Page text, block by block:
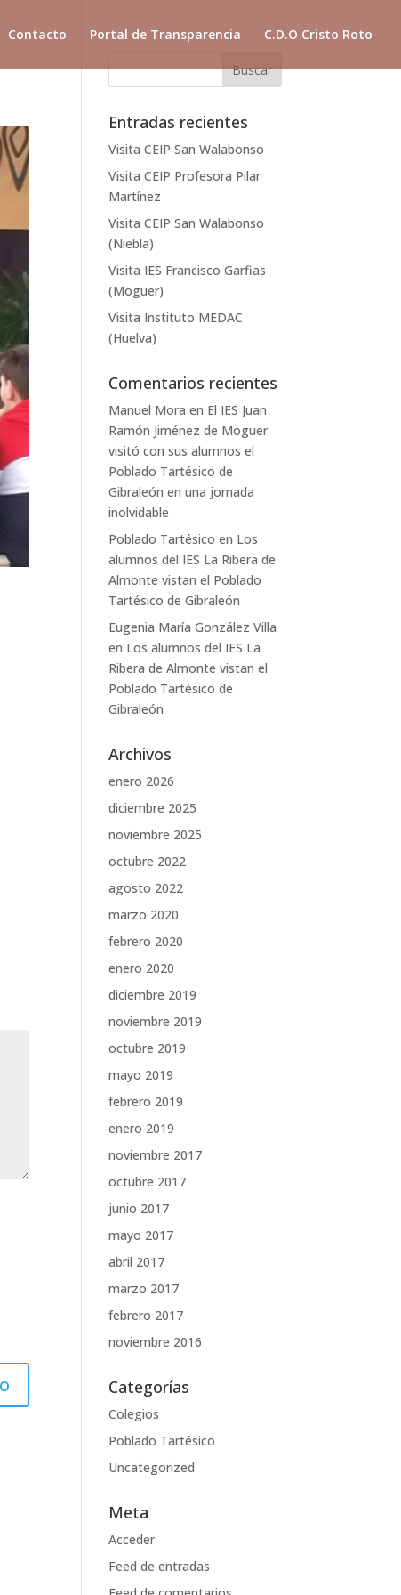
Contacto Portal de Transparencia C.D.O Cristo Roto
Entradas recientes
Visita CEIP San Walabonso
Visita CEIP Profesora Pilar
Martínez
Visita CEIP San Walabonso
(Niebla)
Visita IES Francisco Garfias
(Moguer)
Visita Instituto MEDAC
(Huelva)
Comentarios recientes
Manuel Mora en El IES Juan
Ramón Jiménez de Moguer
visitó con sus alumnos el
Poblado Tartésico de
Gibraleón en una jornada
inolvidable
Poblado Tartésico en Los
alumnos del IES La Ribera de
Almonte vistan el Poblado
Tartésico de Gibraleón
Eugenia María González Villa
en Los alumnos del IES La
Ribera de Almonte vistan el
Poblado Tartésico de
Gibraleón
Archivos
enero 2026
diciembre 2025
noviembre 2025
octubre 2022
agosto 2022
marzo 2020
febrero 2020
enero 2020
diciembre 2019
noviembre 2019
octubre 2019
mayo 2019
febrero 2019
enero 2019
noviembre 2017
octubre 2017
junio 2017
mayo 2017
abril 2017
marzo 2017
febrero 2017
noviembre 2016
Categorías
Colegios
Poblado Tartésico
Uncategorized
Meta
Acceder
Feed de entradas